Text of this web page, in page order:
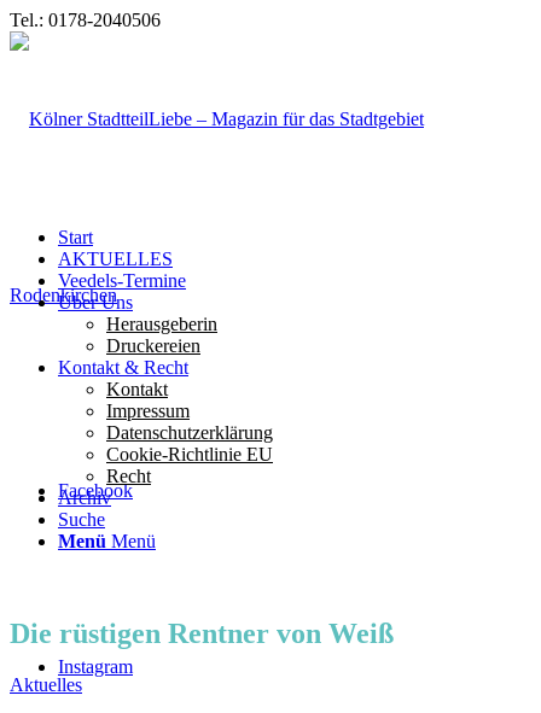
Tel.: 0178-2040506
Facebook
Instagram
Start
AKTUELLES
Veedels-Termine
Über Uns
Herausgeberin
Druckereien
Kontakt & Recht
Kontakt
Impressum
Datenschutzerklärung
Cookie-Richtlinie EU
Recht
Archiv
Suche
Menü Menü
Die rüstigen Rentner von Weiß
Aktuelles